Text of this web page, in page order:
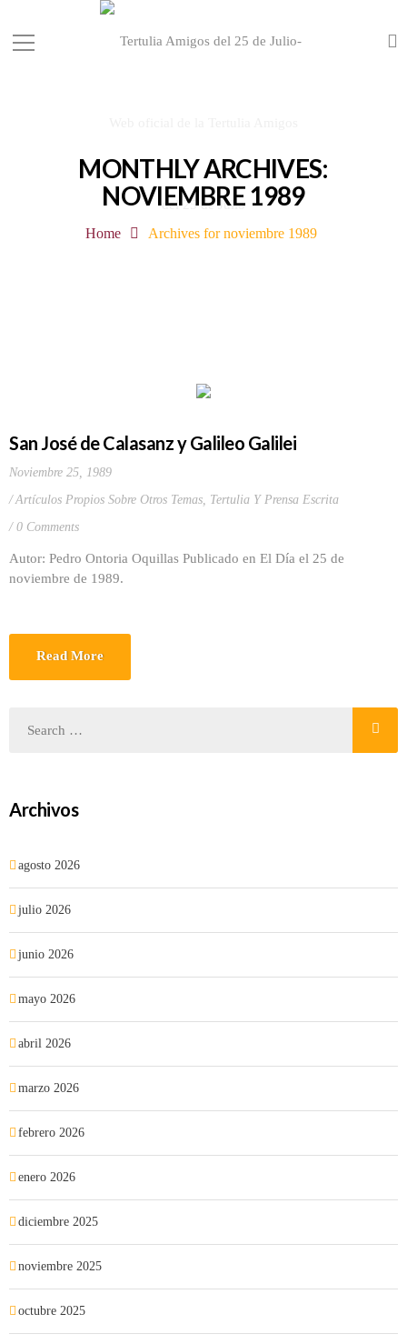
MONTHLY ARCHIVES:
NOVIEMBRE 1989
Home Archives for noviembre 1989
San José de Calasanz y Galileo Galilei
Noviembre 25, 1989
Artículos Propios Sobre Otros Temas, Tertulia Y Prensa Escrita
0 Comments
Autor: Pedro Ontoria Oquillas Publicado en El Día el 25 de
noviembre de 1989.
Read More
Archivos
agosto 2026
julio 2026
junio 2026
mayo 2026
abril 2026
marzo 2026
febrero 2026
enero 2026
diciembre 2025
noviembre 2025
octubre 2025